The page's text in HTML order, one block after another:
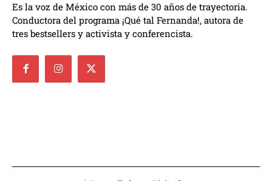
Es la voz de México con más de 30 años de trayectoria.
Conductora del programa ¡Qué tal Fernanda!, autora de
tres bestsellers y activista y conferencista.